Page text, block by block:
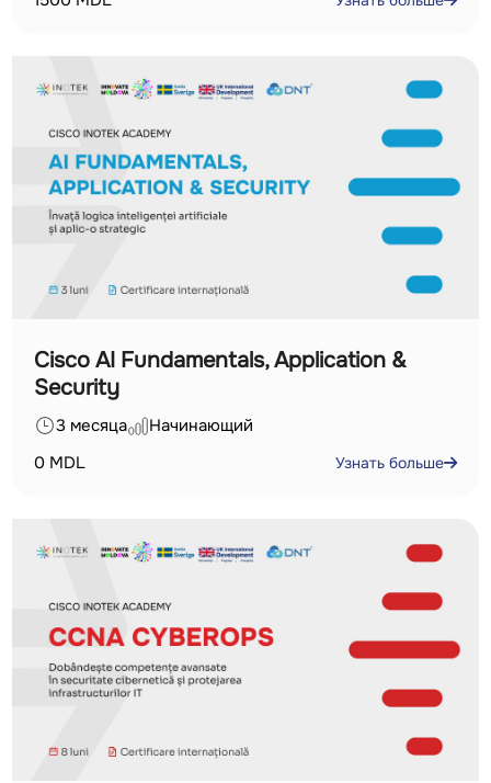
Cisco AI Fundamentals, Application &
Security
3 месяца
Начинающий
0 MDL Узнать больше